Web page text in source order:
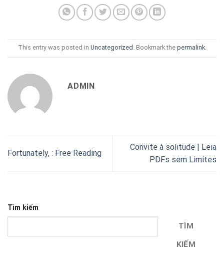
This entry was posted in Uncategorized . Bookmark the permalink.
ADMIN
Fortunately, : Free Reading
Convite à solitude | Leia
PDFs sem Limites
Tìm kiếm
TÌM
KIẾM